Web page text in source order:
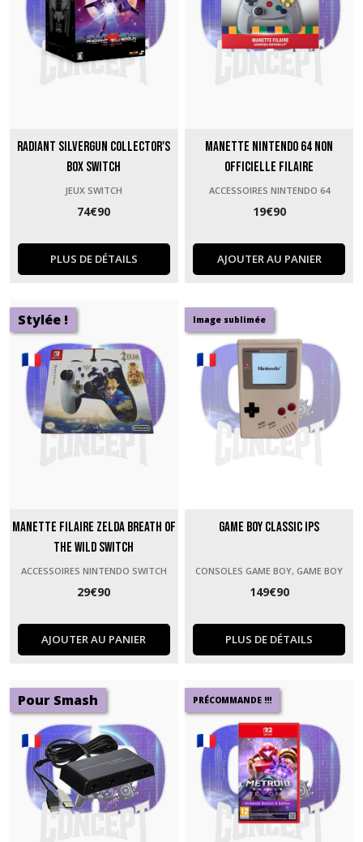
Radiant Silvergun Collector's
Box Switch
JEUX SWITCH
74€90
PLUS DE DÉTAILS
Manette Nintendo 64 non
officielle filaire
ACCESSOIRES NINTENDO 64
19€90
AJOUTER AU PANIER
Stylée !
Manette filaire Zelda Breath of
the Wild Switch
ACCESSOIRES NINTENDO SWITCH
29€90
AJOUTER AU PANIER
Image sublimée
Game Boy Classic IPS
CONSOLES GAME BOY, GAME BOY
149€90
PLUS DE DÉTAILS
Pour Smash PRÉCOMMANDE !!!